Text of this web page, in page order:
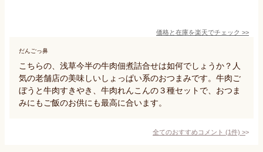
価格と在庫を楽天でチェック >>
だんごっ鼻
こちらの、浅草今半の牛肉佃煮詰合せは如何でしょうか？人
気の老舗店の美味しいしょっぱい系のおつまみです。牛肉ご
ぼうと牛肉すきやき、牛肉れんこんの３種セットで、おつま
みにもご飯のお供にも最高に合います。
全てのおすすめコメント (1件) >